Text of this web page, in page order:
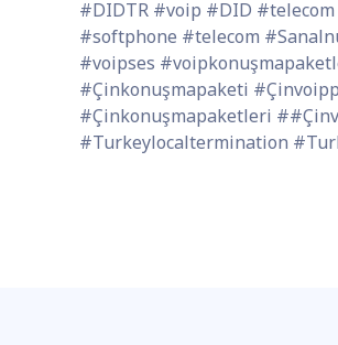
#DIDTR #voip #DID
#softphone #telecom
#voipses
#Çinkonuşmapaketi
#Çinkonuşmapaketleri
#Turkeylocaltermination